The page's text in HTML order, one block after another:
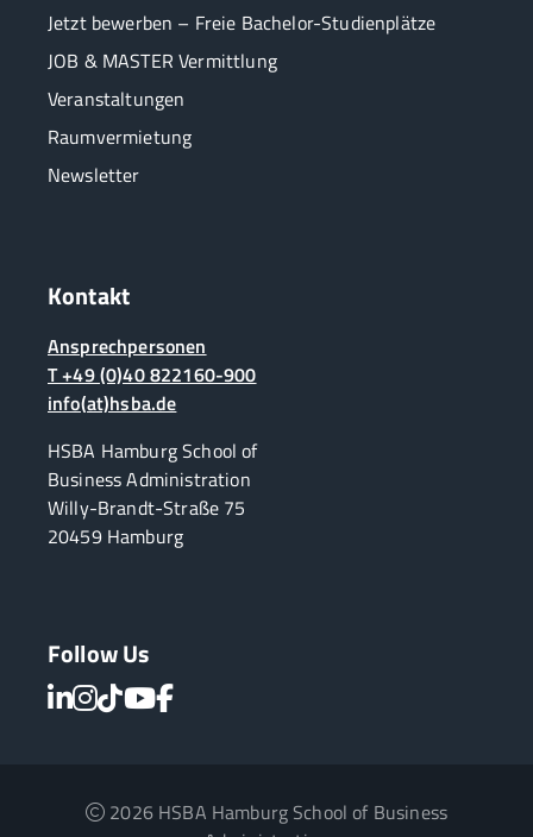
Jetzt bewerben – Freie Bachelor-Studienplätze
JOB & MASTER Vermittlung
Veranstaltungen
Raumvermietung
Newsletter
Kontakt
Ansprechpersonen
T +49 (0)40 822160-900
info(at)hsba.de
HSBA Hamburg School of
Business Administration
Willy-Brandt-Straße 75
20459 Hamburg
Follow Us
2026 HSBA Hamburg School of Business